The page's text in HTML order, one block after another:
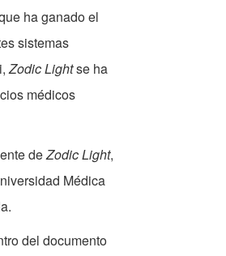
ha ganado el
sistemas
Zodic Lightse ha
médicos
deZodic Light,
Médica
del documento